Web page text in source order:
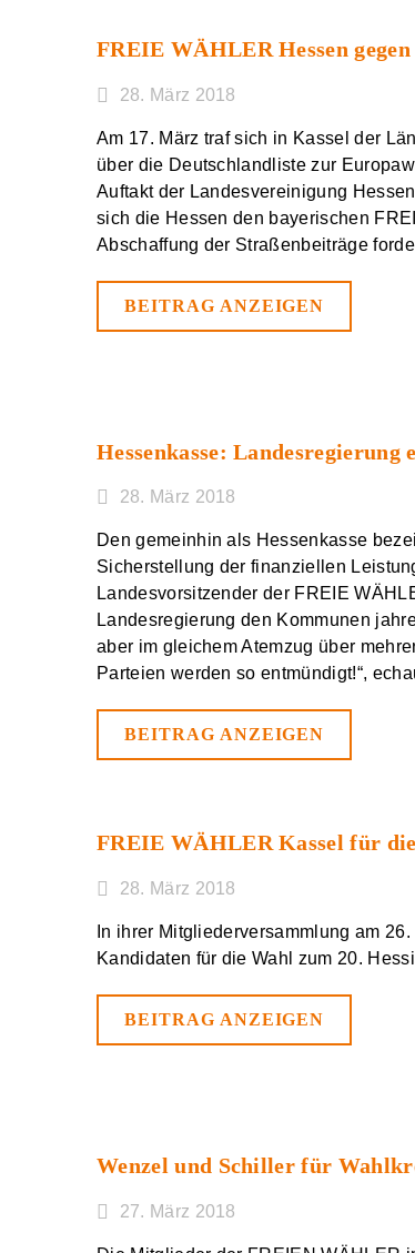
FREIE WÄHLER Hessen
28. März 2018
Am 17. März traf sich in Kassel der
über die Deutschlandliste zur
Auftakt der Landesvereinigung
sich die Hessen den bayerischen
Abschaffung der Straßenbeiträge
BEITRAG ANZEIGEN
Hessenkasse:
28. März 2018
Den gemeinhin als Hessenkasse
Sicherstellung der finanziellen
Landesvorsitzender der FREIE
Landesregierung den Kommunen
aber im gleichem Atemzug über
Parteien werden so entmündigt!“,
BEITRAG ANZEIGEN
FREIE WÄHLER Kassel für
28. März 2018
In ihrer Mitgliederversammlung am
Kandidaten für die Wahl zum 20.
BEITRAG ANZEIGEN
Wenzel und Schiller für
27. März 2018